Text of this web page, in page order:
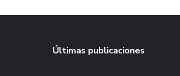
Últimas publicaciones